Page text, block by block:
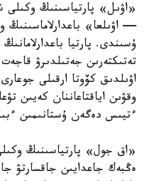
«اۋىل» پارتياسىنىڭ وكىلى
— اۋىلعا» باعدارلاماسىنىڭ
ۇسىندى. پارتيا
تەتىكتەرىن جەتىلدىرۋ
اۋىلدىق كۆوتا ارقىلى
وقۋىن اياقتاعاننان كەيىن
ءتيىس دەگەن ۇستانىمىن
«اق جول» پارتياسىنىڭ
ەڭبەك جاعدايىن جاقسارتۋ